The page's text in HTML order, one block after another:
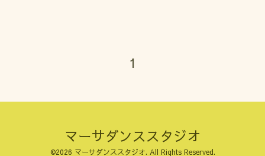
1
マーサダンススタジオ
©2026 マーサダンススタジオ. All Rights Reserved.